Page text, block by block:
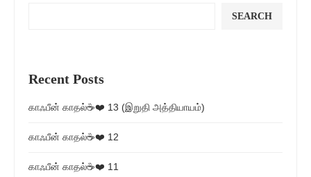
SEARCH
Recent Posts
காஃபீன் காதல்☕❤️ 13 (இறுதி அத்தியாயம்)
காஃபீன் காதல்☕❤️ 12
காஃபீன் காதல்☕❤️ 11